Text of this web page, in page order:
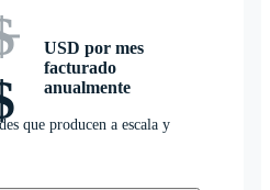
USD por mes
facturado
anualmente
que producen a escala y